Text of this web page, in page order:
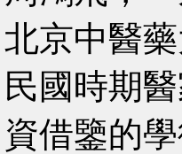
北京中醫
民國時期
資借鑒的學